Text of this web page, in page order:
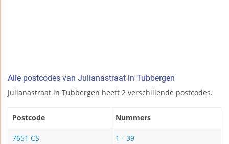
Alle postcodes van Julianastraat in Tubbergen
Julianastraat in Tubbergen heeft 2 verschillende postcodes.
Postcode Nummers
7651 CS 1 - 39